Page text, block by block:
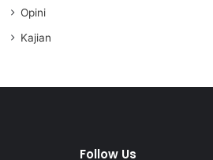
Opini
Kajian
Follow Us